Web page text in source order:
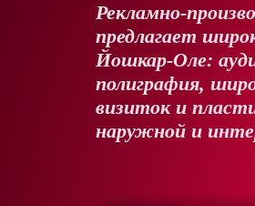
Рекламно-
предлагает
Йошкар-Оле:
полиграфия,
визиток и
наружной и